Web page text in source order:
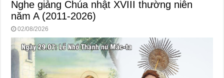
Nghe giảng Chúa nhật XVIII thường niên
năm A (2011-2026)
02/08/2026